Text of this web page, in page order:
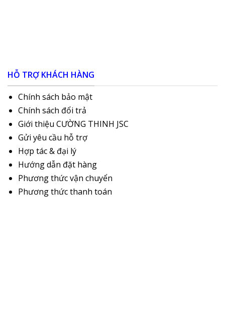
HỖ TRỢ KHÁCH HÀNG
Chính sách bảo mật
Chính sách đổi trả
Giới thiệu CƯỜNG THINH JSC
Gửi yêu cầu hỗ trợ
Hợp tác & đại lý
Hướng dẫn đặt hàng
Phương thức vận chuyển
Phương thức thanh toán